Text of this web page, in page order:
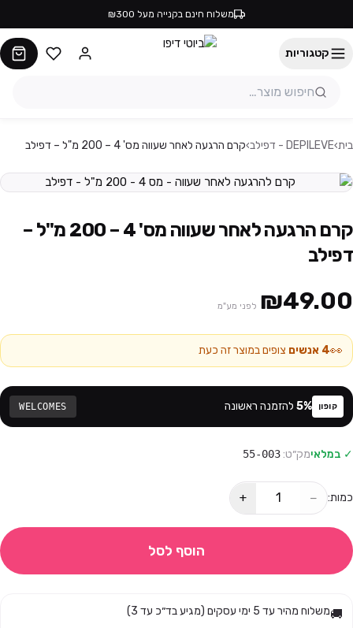
משלוח חינם בקנייה מעל ₪300
קטגוריות
בית›DEPILEVE - דפילב ›קרם הרגעה לאחר שעווה מס' 4 – 200 מ"ל – דפילב
קרם הרגעה לאחר שעווה מס' 4 – 200 מ"ל –
דפילב
₪49.00 לפני מע"מ
👀
4 אנשים צופים במוצר זה כעת
קופון 5% להזמנה ראשונה WELCOMES
✓ במלאימק״ט:55-003
כמות: −
+
הוסף לסל
🚚משלוח מהיר עד 5 ימי עסקים (מגיע בד״כ עד 3)